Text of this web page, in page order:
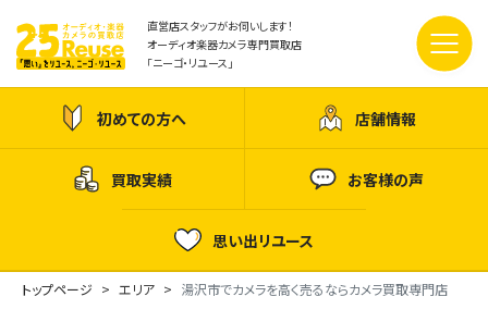
直営店スタッフがお伺いします！
オーディオ楽器カメラ専門買取店
「ニーゴ・リユース」
初めての方へ 店舗情報
買取実績 お客様の声
思い出リユース
トップページ エリア 湯沢市でカメラを高く売るならカメラ買取専門店